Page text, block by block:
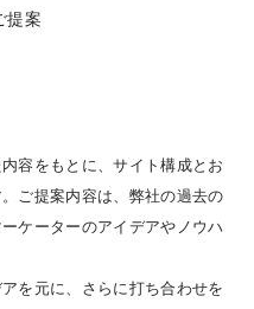
提案
容をもとに、サイト構成とお
ご提案内容は、弊社の過去の
ケーターのアイデアやノウハ
を元に、さらに打ち合わせを